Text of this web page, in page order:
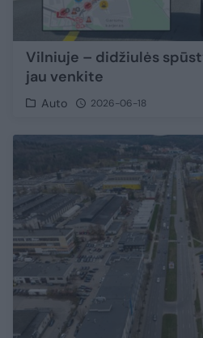
Vilniuje – didžiulės
jau venkite
Auto 2026-06-18